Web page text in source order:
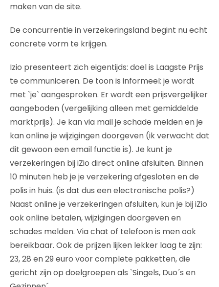
maken van de site.
De concurrentie in verzekeringsland begint nu echt
concrete vorm te krijgen.
Izio presenteert zich eigentijds: doel is Laagste Prijs
te communiceren. De toon is informeel: je wordt
met `je` aangesproken. Er wordt een prijsvergelijker
aangeboden (vergelijking alleen met gemiddelde
marktprijs). Je kan via mail je schade melden en je
kan online je wijzigingen doorgeven (ik verwacht dat
dit gewoon een email functie is). Je kunt je
verzekeringen bij iZio direct online afsluiten. Binnen
10 minuten heb je je verzekering afgesloten en de
polis in huis. (is dat dus een electronische polis?)
Naast online je verzekeringen afsluiten, kun je bij iZio
ook online betalen, wijzigingen doorgeven en
schades melden. Via chat of telefoon is men ook
bereikbaar. Ook de prijzen lijken lekker laag te zijn:
23, 28 en 29 euro voor complete pakketten, die
gericht zijn op doelgroepen als `Singels, Duo´s en